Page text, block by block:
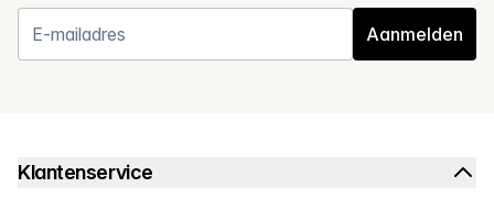
Aanmelden
Klantenservice